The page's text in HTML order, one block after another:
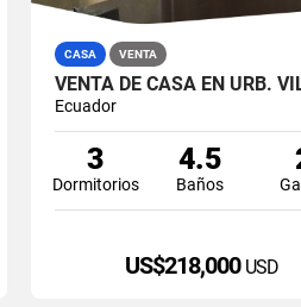
CASA VENTA
Ecuador
3
Dormitorios
4.5
Baños
US$218,000 USD